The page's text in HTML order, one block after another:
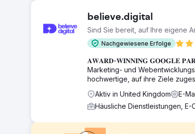
believe.digital
Sind Sie bereit, auf Ihre eigene
Nachgewiesene Erfolge
𝐀𝐖𝐀𝐑𝐃-𝐖𝐈𝐍𝐍𝐈𝐍𝐆 𝐆𝐎𝐎𝐆𝐋𝐄
Marketing- und
hochwertige, auf ihre Ziele
Aktiv in United Kingdom
E-
Häusliche Dienstleistungen, E-